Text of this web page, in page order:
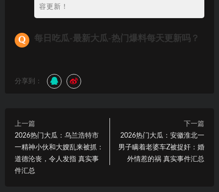
容更新！
每日吃瓜-最新大瓜-热门爆料每天更新吗？
分享到：
上一篇
2026热门大瓜：乌兰浩特市
一精神小伙和大嫂乱来被抓：
道德沦丧，令人发指 真实事
件汇总
下一篇
2026热门大瓜：安徽淮北一
男子瞒着老婆车Z被捉奸：婚
外情惹的祸 真实事件汇总